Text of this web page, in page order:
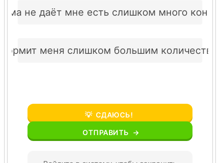
не даёт мне есть слишком много
меня слишком большим
💡 СДАЮСЬ!
ОТПРАВИТЬ →